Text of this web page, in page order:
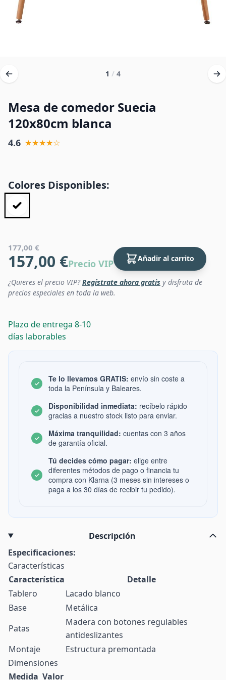
1 / 4
Mesa de comedor Suecia
120x80cm blanca
4.6 ★★★★☆
Colores Disponibles:
177,00 €
157,00 €Precio VIP Añadir al carrito
¿Quieres el precio VIP?Regístrate ahora gratis y disfruta de
precios especiales en toda la web.
Plazo de entrega 8-10
días laborables
Te lo llevamos GRATIS: envío sin coste a
toda la Península y Baleares.
Disponibilidad inmediata: recíbelo rápido
gracias a nuestro stock listo para enviar.
Máxima tranquilidad: cuentas con 3 años
de garantía oficial.
Tú decides cómo pagar: elige entre
diferentes métodos de pago o financia tu
compra con Klarna (3 meses sin intereses o
paga a los 30 días de recibir tu pedido).
Descripción
Especificaciones:
Características
Característica
Detalle
Tablero
Lacado blanco
Base
Metálica
Patas
Madera con botones regulables
antideslizantes
Montaje
Estructura premontada
Dimensiones
Medida Valor